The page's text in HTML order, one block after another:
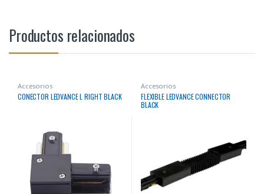
Productos relacionados
Accesorios
CONECTOR LEDVANCE L RIGHT BLACK
Accesorios
FLEXIBLE LEDVANCE CONNECTOR
BLACK